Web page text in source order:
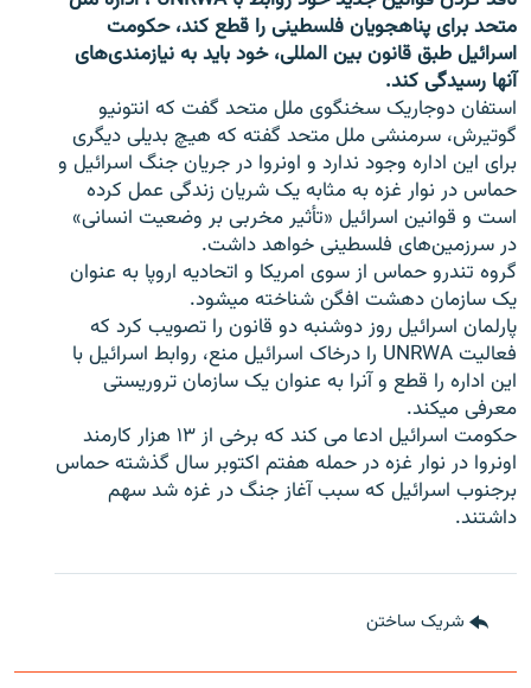
همۀ سایت‌های رادیو آزادی/ رادیو اروپای آزاد
متحد برای پناهجویان فلسطینی را قطع کند، حکومت
اسرائیل طبق قانون بین المللی، خود باید به نیازمندی‌های
آنها رسیدگی کند.
استفان دوجاریک سخنگوی ملل متحد گفت که انتونیو
گوتیرش، سرمنشی ملل متحد گفته که هیچ بدیلی دیگری
برای این اداره وجود ندارد و اونروا در جریان جنگ اسرائیل و
حماس در نوار غزه به مثابه یک شریان زندگی عمل کرده
است و قوانین اسرائیل «تأثیر مخربی بر وضعیت انسانی»
در سرزمین‌های فلسطینی خواهد داشت.
گروه تندرو حماس از سوی امریکا و اتحادیه اروپا به عنوان
یک سازمان دهشت افگن شناخته میشود.
پارلمان اسرائیل روز دوشنبه دو قانون را تصویب کرد که
فعالیت UNRWA را درخاک اسرائیل منع، روابط اسرائیل با
این اداره را قطع و آنرا به عنوان یک سازمان تروریستی
معرفی میکند.
حکومت اسرائیل ادعا می کند که برخی از ۱۳ هزار کارمند
اونروا در نوار غزه در حمله هفتم اکتوبر سال گذشته حماس
برجنوب اسرائیل که سبب آغاز جنگ در غزه شد سهم
داشتند.
شریک ساختن